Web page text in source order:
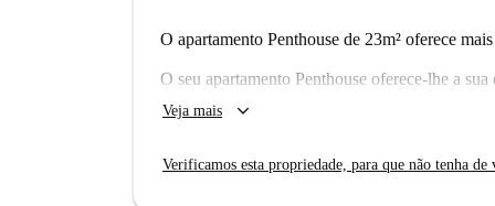
O apartamento Penthouse de 23m² oferece
O seu apartamento Penthouse oferece-lhe a
Nossa cama com fator de bem-estar, espaço de
compacta elegante com micro-ondas, fogão
Veja mais keyboard_arrow_down
Verificamos esta propriedade, para que não tenha de